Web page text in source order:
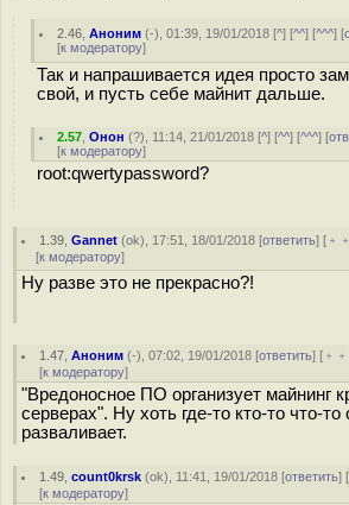
2.46 ,Аноним (-), 01:39, 19/01/2018 [^] [^^] [^^^] [
[к модератору]
Так и напрашивается идея просто
свой, и пусть себе майнит дальше.
2.57 ,Онон (?), 11:14, 21/01/2018 [^] [^^] [^^^] [
[к модератору]
root:qwertypassword?
1.39 ,Gannet (ok), 17:51, 18/01/2018 [ответить] [
[к модератору]
Ну разве это не прекрасно?!
1.47 ,Аноним (-), 07:02, 19/01/2018 [ответить] [
[к модератору]
"Вредоносное ПО организует майнинг
серверах". Ну хоть где-то кто-то что-то
разваливает.
1.49 ,count0krsk (ok), 11:41, 19/01/2018 [ответить] [
[к модератору]